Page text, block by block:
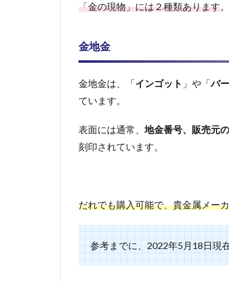
金
の
デ
リ
ッ
4.1
外国
持ち
に制
限有
4.2
「金の現物」には２種類あります。
金地金
金地金は、「インゴット 」や「バー
ています。
表面には通常、 地金番号、販売元
刻印されています。
だれでも購入可能で、貴金属メー
参考までに、2022年5月18日現